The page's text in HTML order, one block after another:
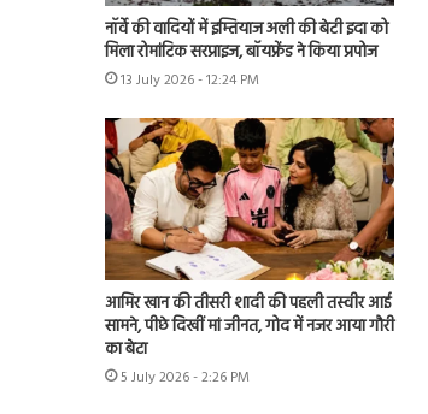
नॉर्वे की वादियों में इम्तियाज अली की बेटी इदा को
मिला रोमांटिक सरप्राइज, बॉयफ्रेंड ने किया प्रपोज
13 July 2026 - 12:24 PM
आमिर खान की तीसरी शादी की पहली तस्वीर आई
सामने, पीछे दिखीं मां जीनत, गोद में नजर आया गौरी
का बेटा
5 July 2026 - 2:26 PM